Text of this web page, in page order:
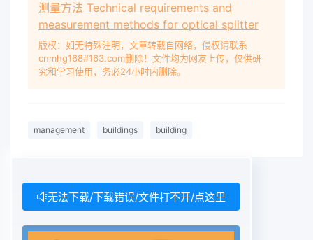
测量方法 Technical requirements and
measurement methods for optical splitter
版权：如无特殊注明，文章转载自网络，侵权请联系
cnmhg168#163.com删除！文件均为网友上传，仅供研
究和学习使用，务必24小时内删除。
management buildings building
无法下载/下载错误/文件打不开/点这里